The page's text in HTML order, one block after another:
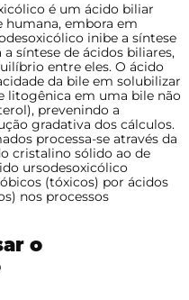
é um ácido biliar
embora em
inibe a síntese
síntese de ácidos biliares,
entre eles. O ácido
da bile em solubilizar
litogênica em uma bile não
prevenindo a
gradativa dos cálculos.
processa-se através da
cristalino sólido ao de
ursodesoxicólico
(tóxicos) por ácidos
nos processos
o